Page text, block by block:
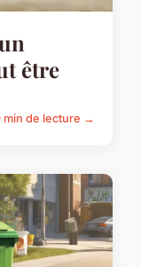
être
min de lecture →